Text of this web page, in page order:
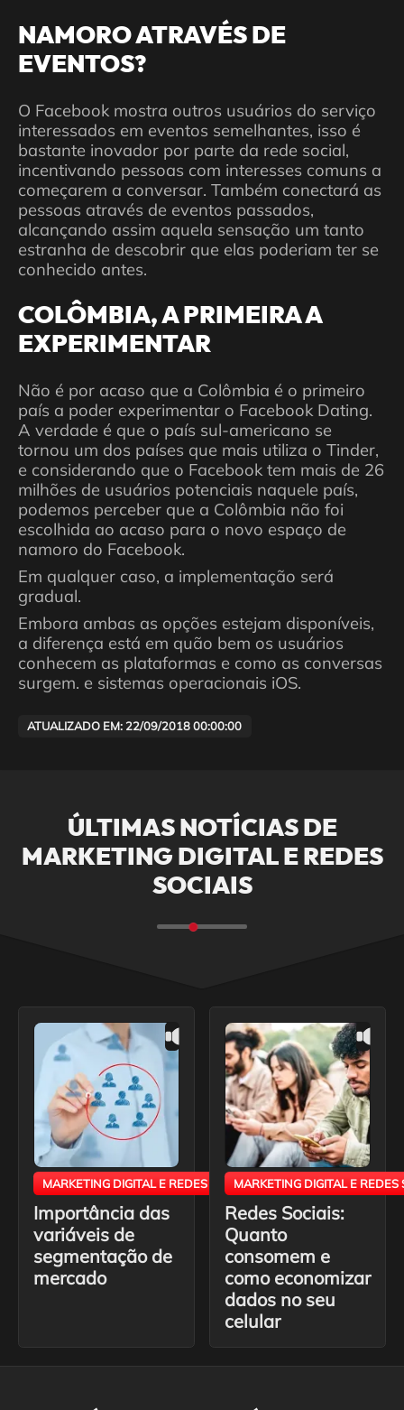
NAMORO ATRAVÉS DE
EVENTOS?
O Facebook mostra outros usuários do serviço
interessados em eventos semelhantes, isso é
bastante inovador por parte da rede social,
incentivando pessoas com interesses comuns a
começarem a conversar. Também conectará as
pessoas através de eventos passados,
alcançando assim aquela sensação um tanto
estranha de descobrir que elas poderiam ter se
conhecido antes.
COLÔMBIA, A PRIMEIRA A
EXPERIMENTAR
Não é por acaso que a Colômbia é o primeiro
país a poder experimentar o Facebook Dating.
A verdade é que o país sul-americano se
tornou um dos países que mais utiliza o Tinder,
e considerando que o Facebook tem mais de 26
milhões de usuários potenciais naquele país,
podemos perceber que a Colômbia não foi
escolhida ao acaso para o novo espaço de
namoro do Facebook.
Em qualquer caso, a implementação será
gradual.
Embora ambas as opções estejam disponíveis,
a diferença está em quão bem os usuários
conhecem as plataformas e como as conversas
surgem. e sistemas operacionais iOS.
ATUALIZADO EM: 22/09/2018 00:00:00
ÚLTIMAS NOTÍCIAS DE
MARKETING DIGITAL E REDES
SOCIAIS
MARKETING DIGITAL E REDES SOCIAIS
Importância das
variáveis ​​de
segmentação de
mercado
MARKETING DIGITAL E REDES
Redes Sociais:
Quanto
consomem e
como economizar
dados no seu
celular